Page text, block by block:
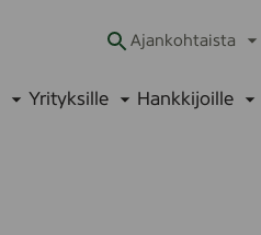
Ajankohtaista
Yrityksille Hankkijoille